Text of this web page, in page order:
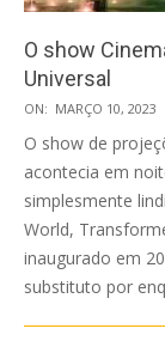
O show
Universal
2023-
03-
10
ON: MARÇO 10, 2023
O show de
acontecia em
simplesmente
World,
inaugurado em
substituto por